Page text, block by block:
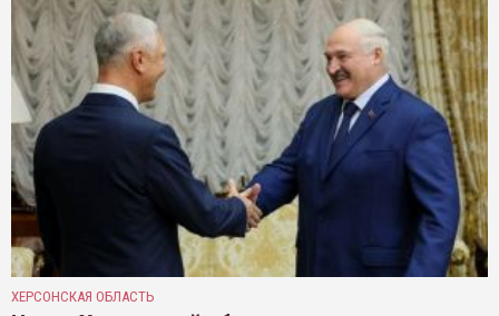
ХЕРСОНСКАЯ ОБЛАСТЬ